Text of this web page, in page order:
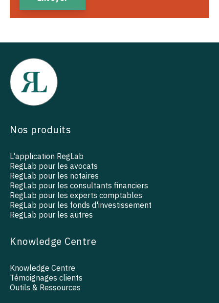
Nos produits
L'application RegLab
RegLab pour les avocats
RegLab pour les notaires
RegLab pour les consultants financiers
RegLab pour les experts comptables
RegLab pour les fonds d'investissement
RegLab pour les autres
Knowledge Centre
Knowledge Centre
Témoignages clients
Outils & Ressources